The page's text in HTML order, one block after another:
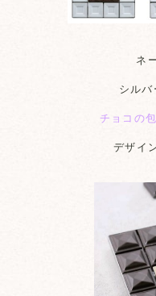
ネ
シルバ
チョコの
デザイ